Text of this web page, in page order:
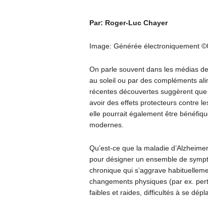
Par: Roger-Luc Chayer
Image: Générée électroniquement
On parle souvent dans les médias
au soleil ou par des compléments
récentes découvertes suggèrent
avoir des effets protecteurs contre
elle pourrait également être
modernes.
Qu’est-ce que la maladie
pour désigner un ensemble de
chronique qui s’aggrave
changements physiques (par ex.
faibles et raides, difficultés à se